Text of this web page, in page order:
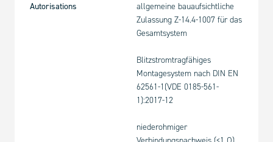
Autorisations
allgemeine bauaufsichtliche
Zulassung Z-14.4-1007 für das
Gesamtsystem
Blitzstromtragfähiges
Montagesystem nach DIN EN
62561-1(VDE 0185-561-
1):2017-12
niederohmiger